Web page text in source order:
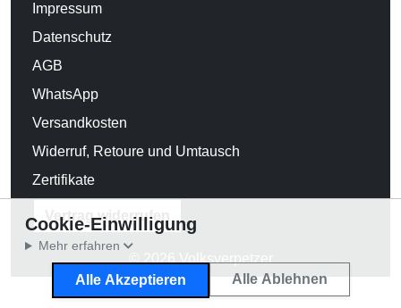
Impressum
Datenschutz
AGB
WhatsApp
Versandkosten
Widerruf, Retoure und Umtausch
Zertifikate
Vertrag widerrufen
© 2026 Volksverpetzer
Cookie-Einwilligung
Mehr erfahren
Alle Akzeptieren Alle Ablehnen